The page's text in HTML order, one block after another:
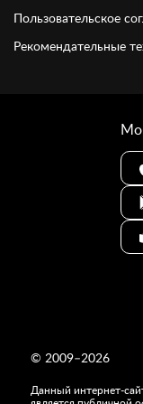
Пользовательское
Рекомендательные
© 2009–2026
Данный интернет-